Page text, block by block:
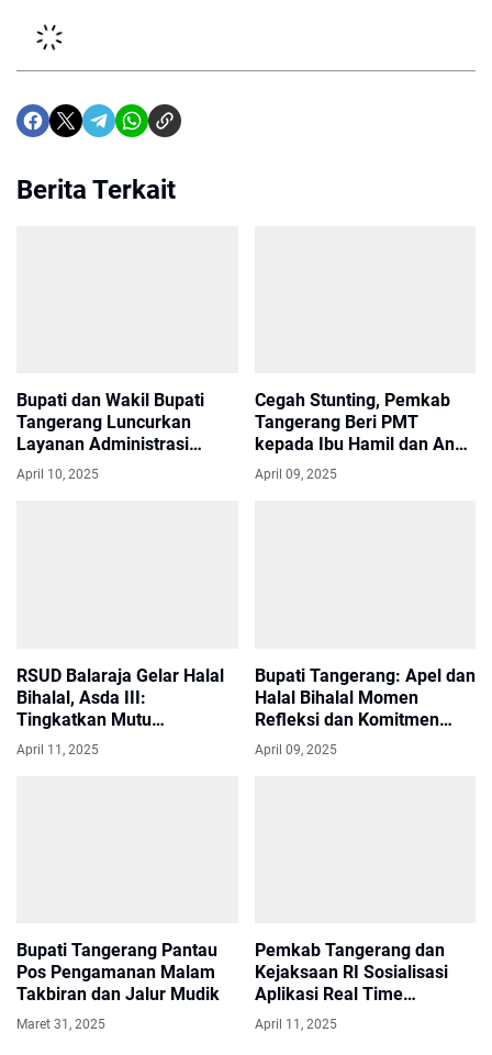
Berita Terkait
Bupati dan Wakil Bupati
Tangerang Luncurkan
Layanan Administrasi
Kependudukan di
April 10, 2025
Cegah Stunting, Pemkab
Tangerang Beri PMT
kepada Ibu Hamil dan Anak
Menyusui
April 09, 2025
RSUD Balaraja Gelar Halal
Bihalal, Asda III:
Tingkatkan Mutu
Pelayanan
April 11, 2025
Bupati Tangerang: Apel dan
Halal Bihalal Momen
Refleksi dan Komitmen
Tingkatkan Pelayanan
Publik
April 09, 2025
Bupati Tangerang Pantau
Pos Pengamanan Malam
Takbiran dan Jalur Mudik
Maret 31, 2025
Pemkab Tangerang dan
Kejaksaan RI Sosialisasi
Aplikasi Real Time
Monitoring Dana Desa
April 11, 2025